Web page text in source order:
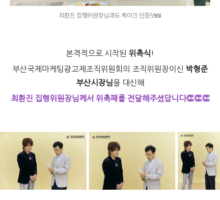
최환진 집행위원장님과도 케이크 인증샷📸
본격적으로 시작된 위촉식!
부산국제마케팅광고제조직위원회의 조직위원장이신 박형준
부산시장님을 대신해
최환진 집행위원장님께서 위촉패를 전달해주셨답니다👏👏👏